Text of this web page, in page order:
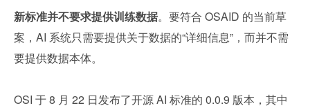
新标准并不要求提供训练数据。要符合 OSAID 的当前草
案，AI 系统只需要提供关于数据的“详细信息”，而并不需
要提供数据本体。
OSI 于 8 月 22 日发布了开源 AI 标准的 0.0.9 版本，其中